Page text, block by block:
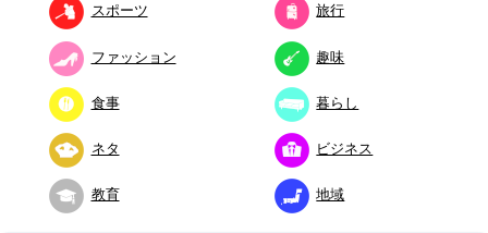
スポーツ 旅行
ファッション 趣味
食事 暮らし
ネタ ビジネス
教育 地域